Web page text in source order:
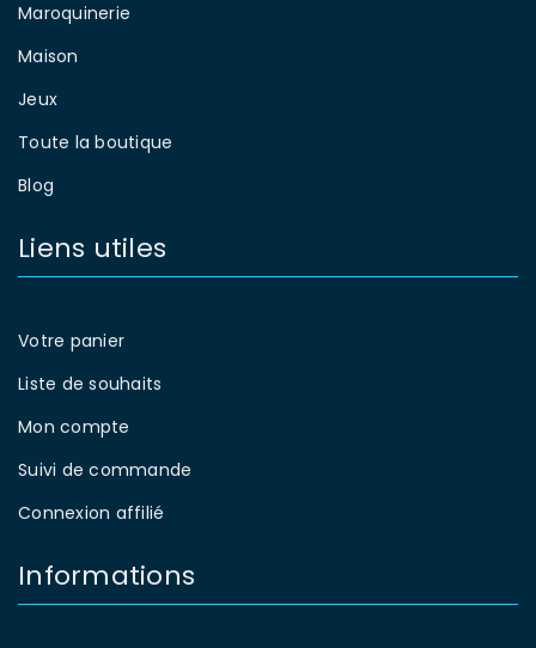
Maroquinerie
Maison
Jeux
Toute la boutique
Blog
Liens utiles
Votre panier
Liste de souhaits
Mon compte
Suivi de commande
Connexion affilié
Informations